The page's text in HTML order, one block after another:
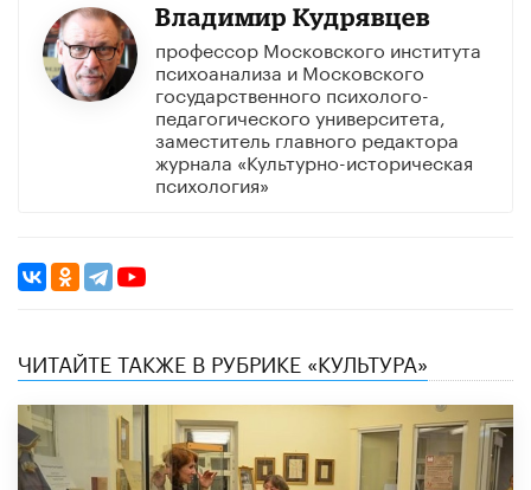
Владимир Кудрявцев
профессор Московского института
психоанализа и Московского
государственного психолого-
педагогического университета,
заместитель главного редактора
журнала «Культурно-историческая
психология»
ЧИТАЙТЕ ТАКЖЕ В РУБРИКЕ «КУЛЬТУРА»